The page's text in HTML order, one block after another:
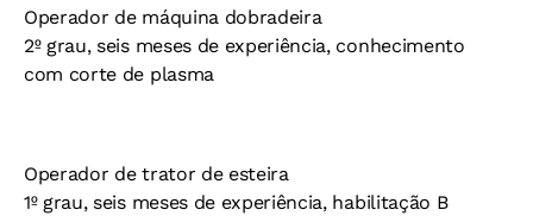
Operador de máquina dobradeira
2º grau, seis meses de experiência, conhecimento
com corte de plasma
Operador de trator de esteira
1º grau, seis meses de experiência, habilitação B